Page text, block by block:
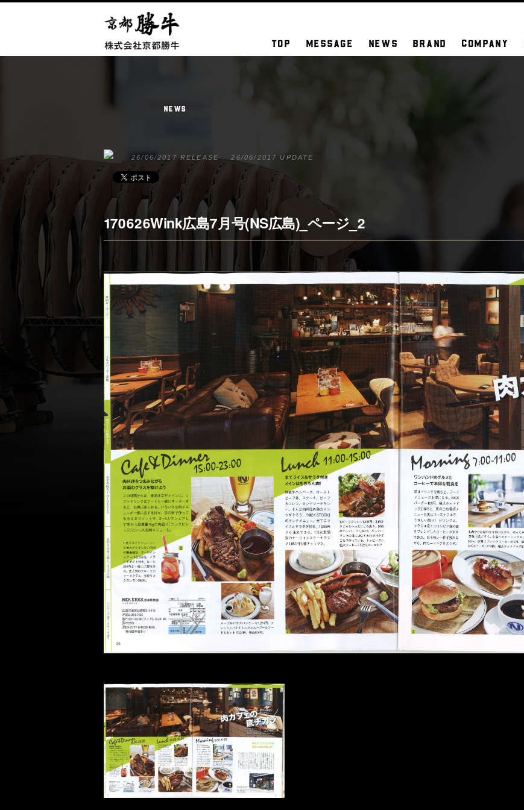
TOP MESSAGE NEWS BRAND COMPANY
NEWS
26/06/2017 RELEASE 26/06/2017 UPDATE
170626Wink広島7月号(NS広島)_ページ_2